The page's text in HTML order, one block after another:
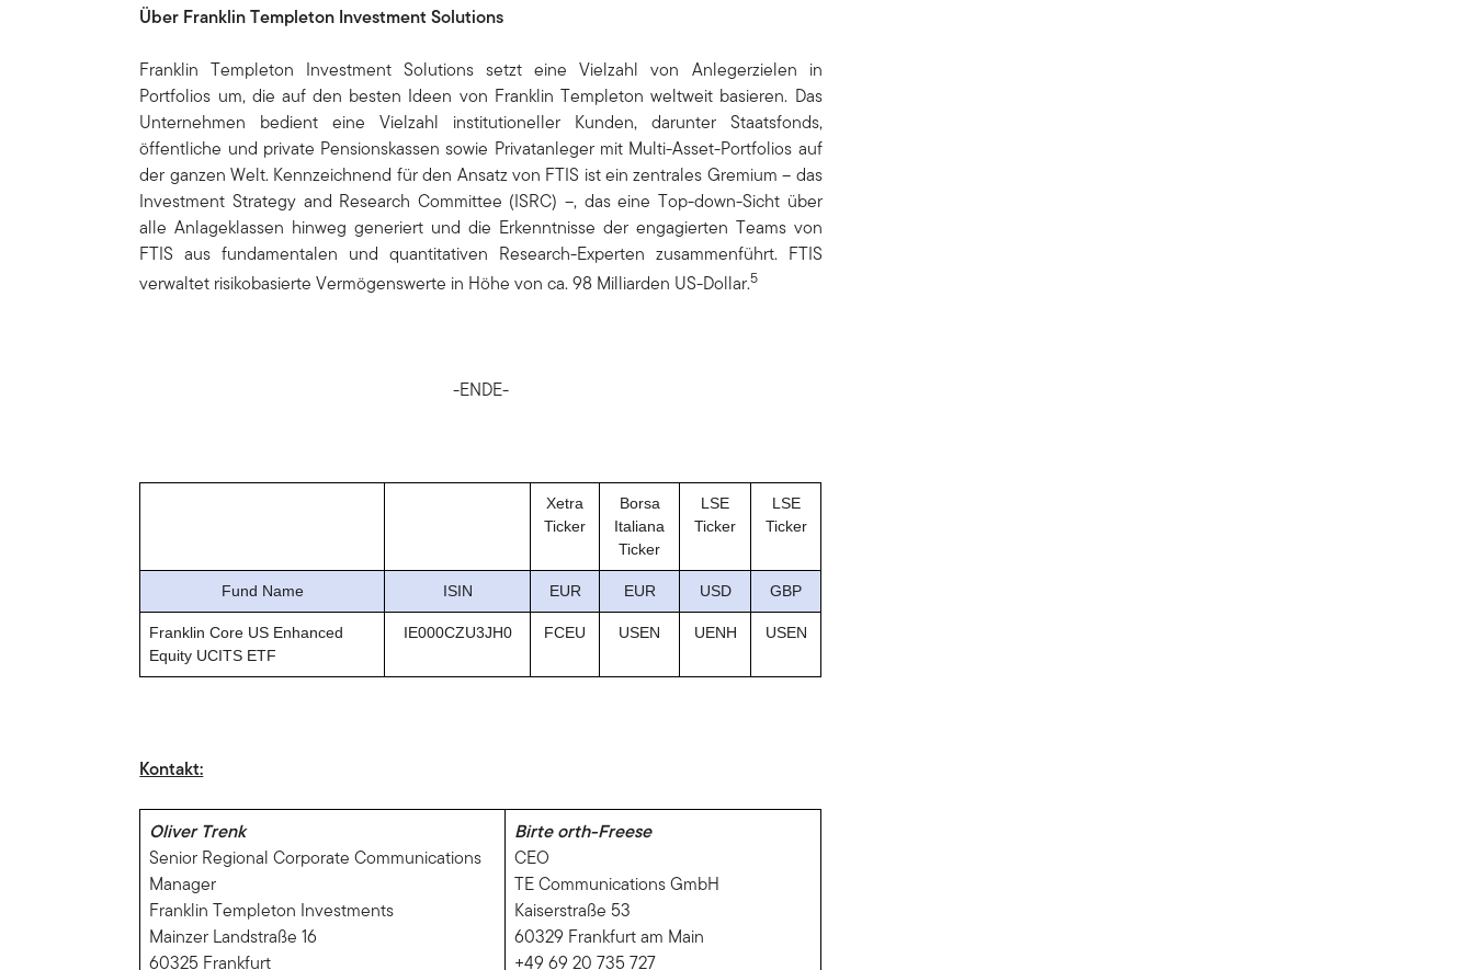
Über Franklin Templeton Investment Solutions
Franklin Templeton Investment Solutions setzt eine Vielzahl von Anlegerzielen in
Portfolios um, die auf den besten Ideen von Franklin Templeton weltweit basieren. Das
Unternehmen bedient eine Vielzahl institutioneller Kunden, darunter Staatsfonds,
öffentliche und private Pensionskassen sowie Privatanleger mit Multi-Asset-Portfolios auf
der ganzen Welt. Kennzeichnend für den Ansatz von FTIS ist ein zentrales Gremium – das
Investment Strategy and Research Committee (ISRC) –, das eine Top-down-Sicht über
alle Anlageklassen hinweg generiert und die Erkenntnisse der engagierten Teams von
FTIS aus fundamentalen und quantitativen Research-Experten zusammenführt. FTIS
verwaltet risikobasierte Vermögenswerte in Höhe von ca. 98 Milliarden US-Dollar.5
-ENDE-
Xetra
Ticker
Borsa
Italiana
Ticker
LSE
Ticker
LSE
Ticker
Fund Name ISIN EUR EUR USD GBP
Franklin Core US Enhanced
Equity UCITS ETF
IE000CZU3JH0 FCEU USEN UENH USEN
Kontakt:
Oliver Trenk
Senior Regional Corporate Communications
Manager
Franklin Templeton Investments
Mainzer Landstraße 16
60325 Frankfurt
Birte orth-Freese
CEO
TE Communications GmbH
Kaiserstraße 53
60329 Frankfurt am Main
+49 69 20 735 727